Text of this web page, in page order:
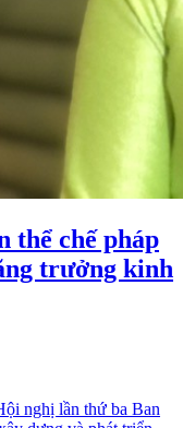
thể chế pháp
trưởng kinh
nghị lần thứ ba Ban